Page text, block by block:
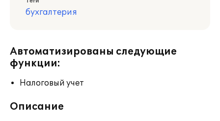
бухгалтерия
Автоматизированы следующие
функции:
Налоговый учет
Описание